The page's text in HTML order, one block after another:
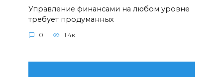
Управление финансами на любом уровне
требует продуманных
0 1.4к.